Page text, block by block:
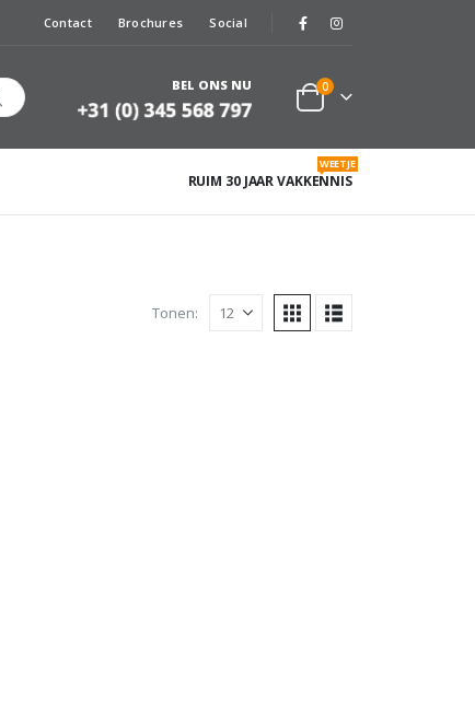
Contact Brochures Social
BEL ONS NU 0
RUIM 30 JAAR VAKKENNIS
WEETJE
Tonen: